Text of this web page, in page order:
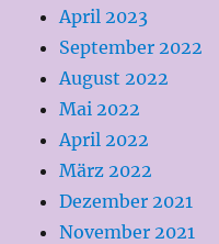
April 2023
September 2022
August 2022
Mai 2022
April 2022
März 2022
Dezember 2021
November 2021